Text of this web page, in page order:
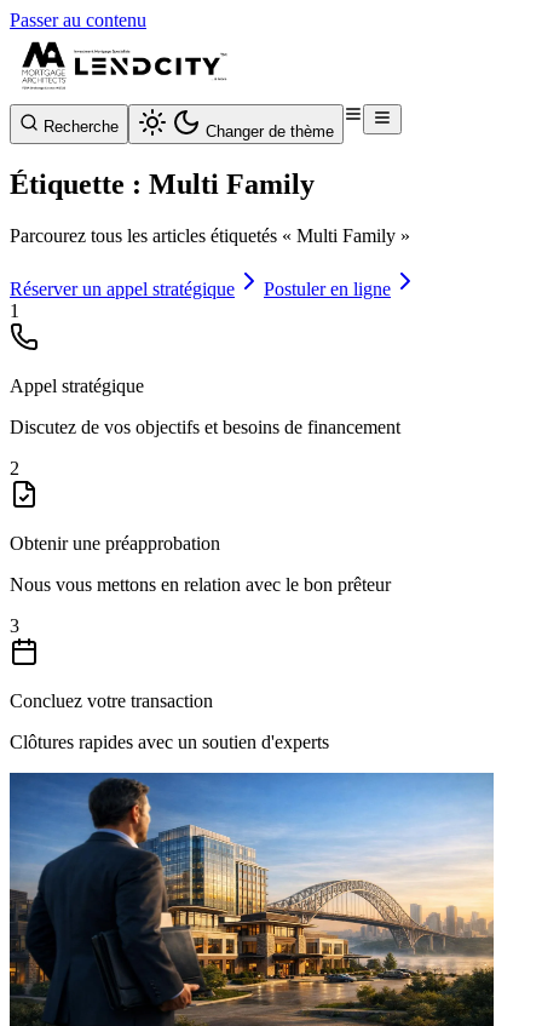
Passer au contenu
Recherche Changer de thème
Étiquette : Multi Family
Parcourez tous les articles étiquetés « Multi Family »
Réserver un appel stratégique
Postuler en ligne
1
Appel stratégique
Discutez de vos objectifs et besoins de financement
2
Obtenir une préapprobation
Nous vous mettons en relation avec le bon prêteur
3
Concluez votre transaction
Clôtures rapides avec un soutien d'experts